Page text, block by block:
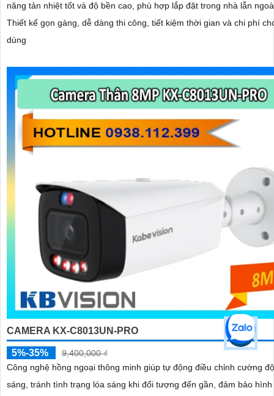
năng tản nhiệt tốt và độ bền cao, phù hợp lắp đặt trong nhà lẫn
Thiết kế gọn gàng, dễ dàng thi công, tiết kiệm thời gian và chi phí
dùng
CAMERA KX-C8013UN-PRO
5%-35%
9,400,000 ₫
Công nghệ hồng ngoại thông minh giúp tự động điều chỉnh cường
sáng, tránh tình trạng lóa sáng khi đối tượng đến gần, đảm bảo